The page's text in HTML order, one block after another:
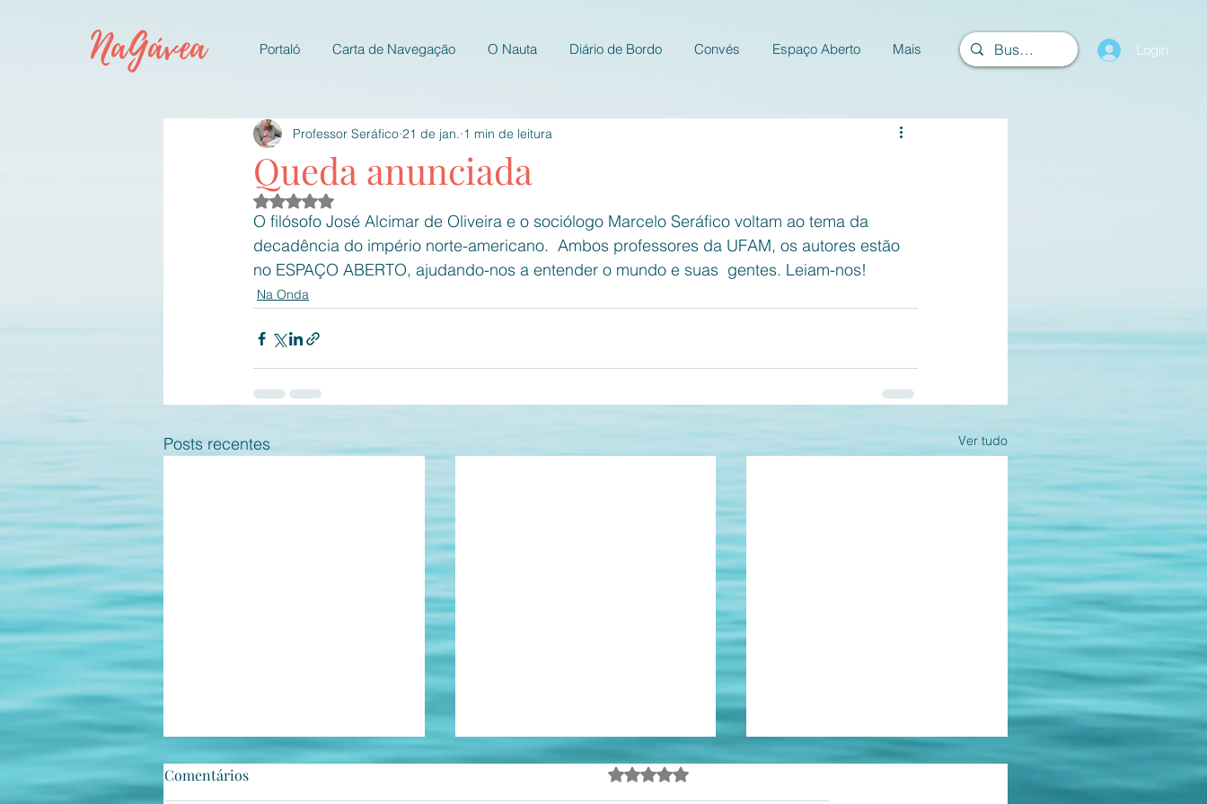
NaGávea Portaló Carta de Navegação O Nauta Diário de Bordo Convés Espaço Aberto Mais Login
Queda anunciada
Professor Seráfico 21 de jan. 1 min de leitura
Avaliado com NaN de 5 estrelas.
O filósofo José Alcimar de Oliveira e o sociólogo Marcelo Seráfico voltam ao tema da
decadência do império norte-americano.  Ambos professores da UFAM, os autores estão
no ESPAÇO ABERTO, ajudando-nos a entender o mundo e suas  gentes. Leiam-nos!
Na Onda
Posts recentes Ver tudo
Por que não? Estepe coerente Sois rei, sois rei?
Comentários Avaliado com 0 de 5 estrelas.